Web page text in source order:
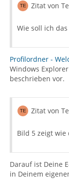
Zitat von
Wie soll ich
Profilordner -
Windows
beschrieben vor.
Zitat von
Bild 5 zeigt wie
Darauf ist Deine
in Deinem